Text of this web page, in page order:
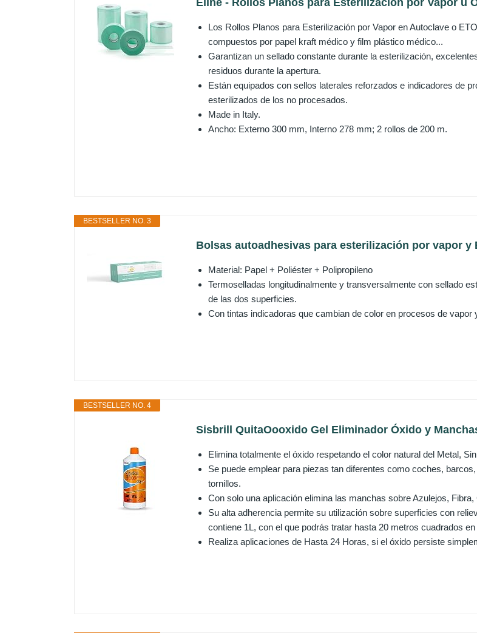
Los Rollos Planos para Esterilización por Vapor en Autoclave o
compuestos por papel kraft médico y film plástico médico...
Garantizan un sellado constante durante la esterilización,
residuos durante la apertura.
Están equipados con sellos laterales reforzados e indicadores de
esterilizados de los no procesados.
Made in Italy.
Ancho: Externo 300 mm, Interno 278 mm; 2 rollos de 200 m.
BESTSELLER NO. 3
Bolsas autoadhesivas para esterilización por vapor y
Material: Papel + Poliéster + Polipropileno
Termoselladas longitudinalmente y transversalmente con sellado
de las dos superficies.
Con tintas indicadoras que cambian de color en procesos de vapor
BESTSELLER NO. 4
Sisbrill QuitaOooxido Gel Eliminador Óxido y
Elimina totalmente el óxido respetando el color natural del Metal,
Se puede emplear para piezas tan diferentes como coches,
tornillos.
Con solo una aplicación elimina las manchas sobre Azulejos,
Su alta adherencia permite su utilización sobre superficies con
contiene 1L, con el que podrás tratar hasta 20 metros cuadrados en
Realiza aplicaciones de Hasta 24 Horas, si el óxido persiste